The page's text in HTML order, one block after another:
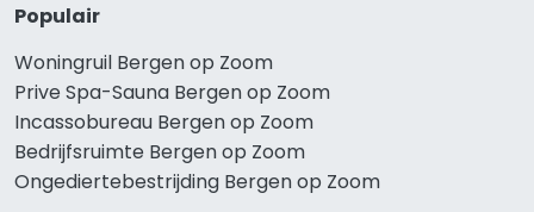
Populair
Woningruil Bergen op Zoom
Prive Spa-Sauna Bergen op Zoom
Incassobureau Bergen op Zoom
Bedrijfsruimte Bergen op Zoom
Ongediertebestrijding Bergen op Zoom